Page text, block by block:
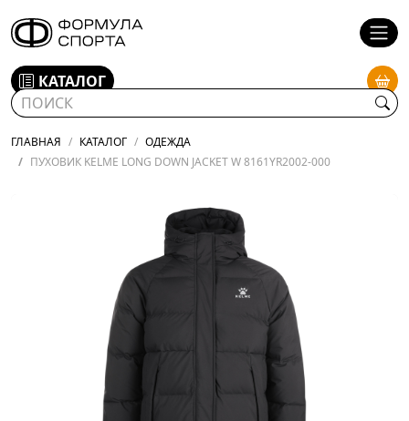
КАТАЛОГ
ГЛАВНАЯ КАТАЛОГ
ОДЕЖДА
ПУХОВИК KELME LONG DOWN JACKET W 8161YR2002-000